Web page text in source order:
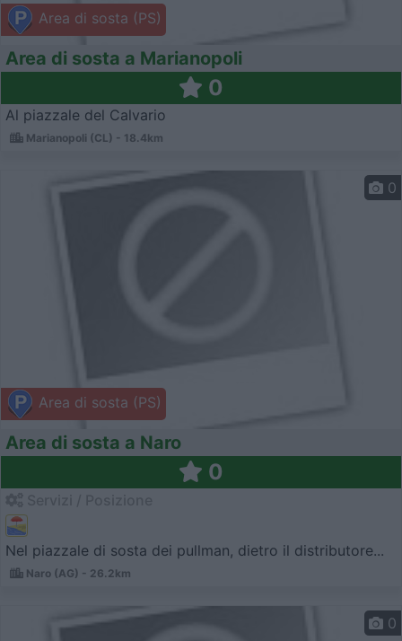
Area di sosta (PS)
Area di sosta a Marianopoli
0
Al piazzale del Calvario
Marianopoli (CL) - 18.4km
Area di sosta (PS)
0
Area di sosta a Naro
0
Nel piazzale di sosta dei pullman, dietro il distributore...
Naro (AG) - 26.2km
0